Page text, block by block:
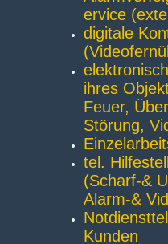
ervice
digitale
ihres
Feuer,
Störung,
tel.
(Scharf-&
Alarm-&
Kunden